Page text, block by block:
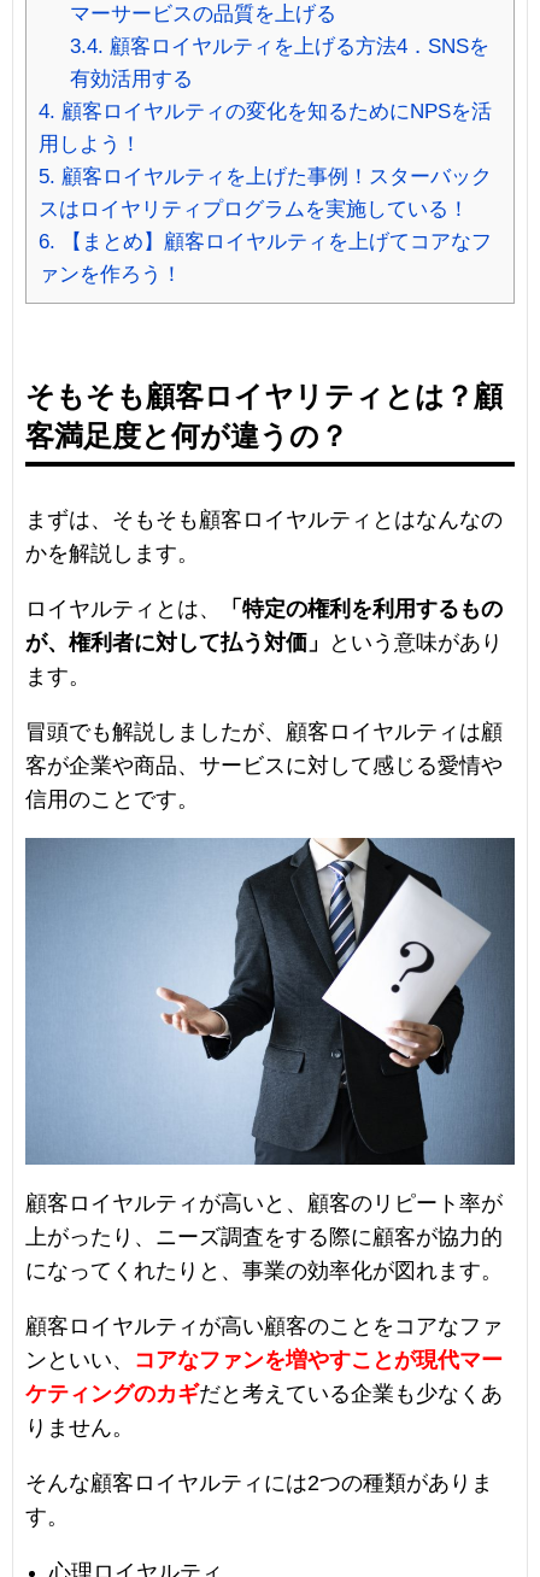
マーサービスの品質を上げる
3.4. 顧客ロイヤルティを上げる方法4．SNSを
有効活用する
4. 顧客ロイヤルティの変化を知るためにNPSを活
用しよう！
5. 顧客ロイヤルティを上げた事例！スターバック
スはロイヤリティプログラムを実施している！
6. 【まとめ】顧客ロイヤルティを上げてコアなフ
ァンを作ろう！
そもそも顧客ロイヤリティとは？顧
客満足度と何が違うの？
まずは、そもそも顧客ロイヤルティとはなんなの
かを解説します。
ロイヤルティとは、
「特定の権利を利用するもの
が、権利者に対して払う対価」
という意味があり
ます。
冒頭でも解説しましたが、顧客ロイヤルティは顧
客が企業や商品、サービスに対して感じる愛情や
信用のことです。
顧客ロイヤルティが高いと、顧客のリピート率が
上がったり、ニーズ調査をする際に顧客が協力的
になってくれたりと、事業の効率化が図れます。
顧客ロイヤルティが高い顧客のことをコアなファ
ンといい、 コアなファンを増やすことが現代マー
ケティングのカギだと考えている企業も少なくあ
りません。
そんな顧客ロイヤルティには2つの種類がありま
す。
心理ロイヤルティ